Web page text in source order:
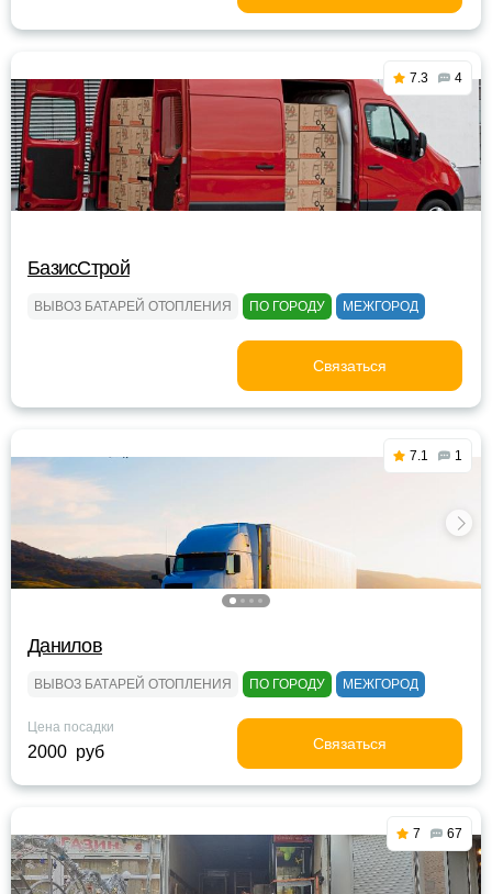
7.3 4
БазисСтрой
ВЫВОЗ БАТАРЕЙ ОТОПЛЕНИЯ ПО ГОРОДУ МЕЖГОРОД
Связаться
7.1 1
Данилов
ВЫВОЗ БАТАРЕЙ ОТОПЛЕНИЯ ПО ГОРОДУ МЕЖГОРОД
Цена посадки
2000 руб Связаться
7 67